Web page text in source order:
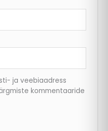
ja veebiaadress
kommentaaride